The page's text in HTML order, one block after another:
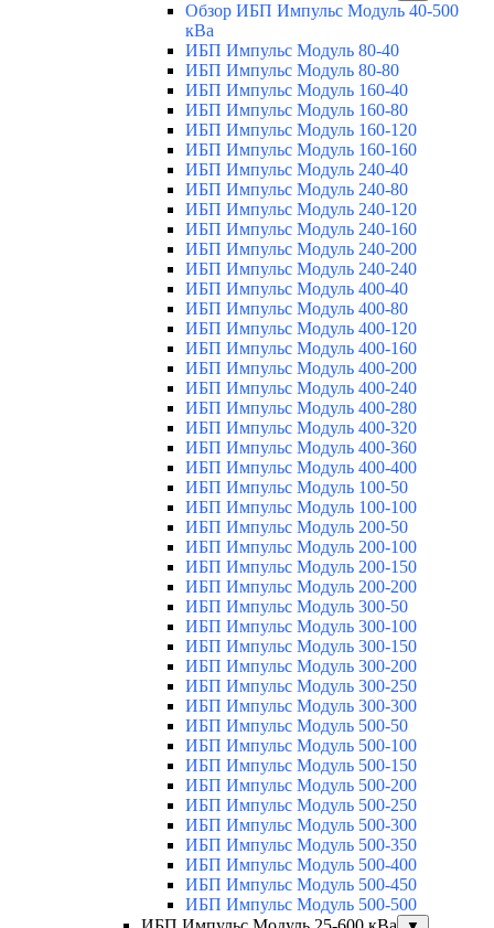
Обзор ИБП Импульс Модуль 40-500
кВа
ИБП Импульс Модуль 80-40
ИБП Импульс Модуль 80-80
ИБП Импульс Модуль 160-40
ИБП Импульс Модуль 160-80
ИБП Импульс Модуль 160-120
ИБП Импульс Модуль 160-160
ИБП Импульс Модуль 240-40
ИБП Импульс Модуль 240-80
ИБП Импульс Модуль 240-120
ИБП Импульс Модуль 240-160
ИБП Импульс Модуль 240-200
ИБП Импульс Модуль 240-240
ИБП Импульс Модуль 400-40
ИБП Импульс Модуль 400-80
ИБП Импульс Модуль 400-120
ИБП Импульс Модуль 400-160
ИБП Импульс Модуль 400-200
ИБП Импульс Модуль 400-240
ИБП Импульс Модуль 400-280
ИБП Импульс Модуль 400-320
ИБП Импульс Модуль 400-360
ИБП Импульс Модуль 400-400
ИБП Импульс Модуль 100-50
ИБП Импульс Модуль 100-100
ИБП Импульс Модуль 200-50
ИБП Импульс Модуль 200-100
ИБП Импульс Модуль 200-150
ИБП Импульс Модуль 200-200
ИБП Импульс Модуль 300-50
ИБП Импульс Модуль 300-100
ИБП Импульс Модуль 300-150
ИБП Импульс Модуль 300-200
ИБП Импульс Модуль 300-250
ИБП Импульс Модуль 300-300
ИБП Импульс Модуль 500-50
ИБП Импульс Модуль 500-100
ИБП Импульс Модуль 500-150
ИБП Импульс Модуль 500-200
ИБП Импульс Модуль 500-250
ИБП Импульс Модуль 500-300
ИБП Импульс Модуль 500-350
ИБП Импульс Модуль 500-400
ИБП Импульс Модуль 500-450
ИБП Импульс Модуль 500-500